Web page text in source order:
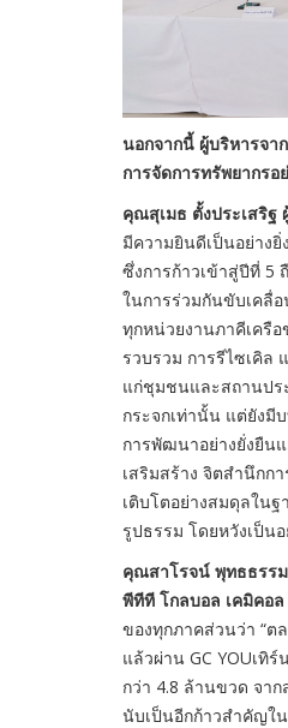
นอกจากนี้ ผู้บริหารจา
การจัดการทรัพยากร
คุณสุเมธ ตั้งประเสริฐ
มีความยินดีเป็นอย่าง
ซึ่งการก้าวเข้าสู่ปีที่ 5
ในการร่วมกันขับเคลื่
ทุกหน่วยงานภาคีเครื
รวบรวม การรีไซเคิล
แก่ชุมชนและสถานปร
กระจกเท่านั้น แต่ยังมี
การพัฒนาอย่างยั่งยืน
เสริมสร้าง จิตสำนึกก
เติบโตอย่างสมดุลใน
รูปธรรม โดยหวังเป็น
คุณสาโรจน์ พุทธธรร
พีทีที โกลบอล เคมิคอ
ของทุกภาคส่วนว่า “ต
แล้วผ่าน GC YOUเทิ
กว่า 4.8 ล้านขวด จา
นับเป็นอีกก้าวสำคัญใ